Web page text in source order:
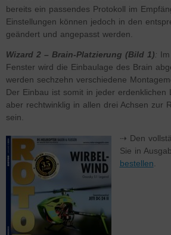
bereits ein passendes Protokoll im
Einstellungen können jedoch in den
geändert und angepasst werden.
Wizard 2 – Brain-Platzierung (Bild 1):
Fenster wird die Einbaulage des Brain
werden sechzehn verschiedene
Der Einbau ist somit in jeder erdenklichen
aber rechtwinklig in allen drei Achsen zur
sein.
⇢ Den
Sie in
bestellen